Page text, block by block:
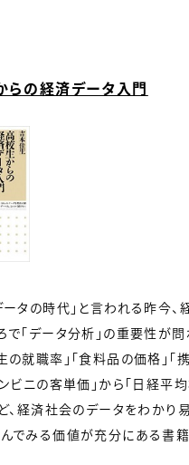
らの経済データ入門
ータの時代」と言われる昨今、
で「データ分析」の重要性が
の就職率」「食料品の価格」
ンビニの客単価」から「日経平
、経済社会のデータをわかり易
でみる価値が充分にある書籍